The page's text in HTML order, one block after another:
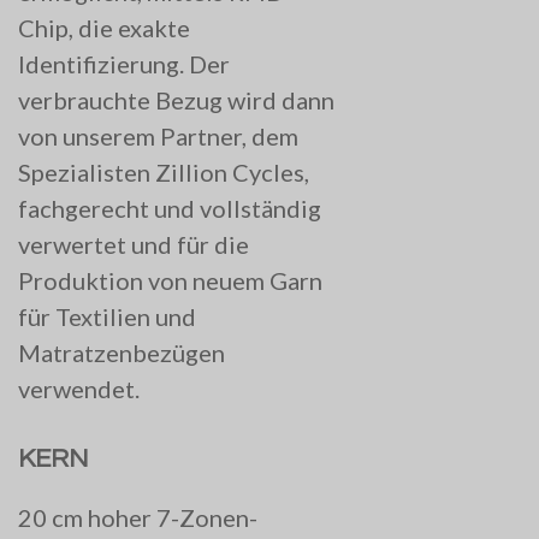
Chip, die exakte
Identifizierung. Der
verbrauchte Bezug wird dann
von unserem Partner, dem
Spezialisten Zillion Cycles,
fachgerecht und vollständig
verwertet und für die
Produktion von neuem Garn
für Textilien und
Matratzenbezügen
verwendet.
KERN
20 cm hoher 7-Zonen-